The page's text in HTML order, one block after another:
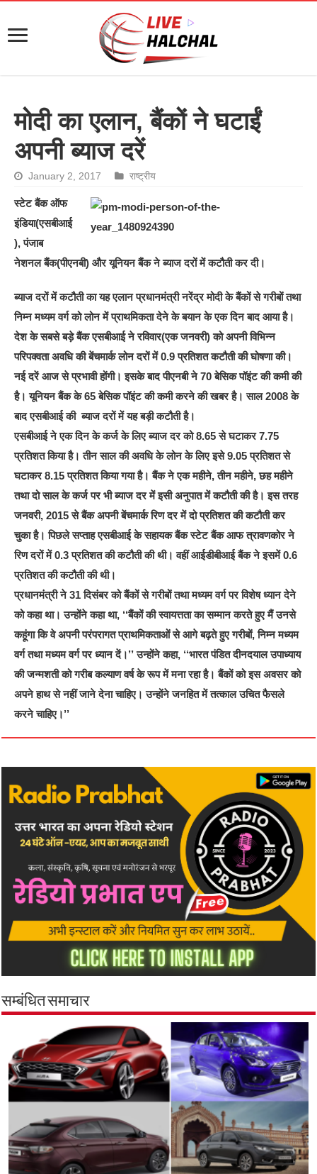
मोदी का एलान, बैंकों ने घटाईं
अपनी ब्याज दरें
January 2, 2017 राष्ट्रीय
स्‍टेट बैंक ऑफ
इंडिया(एसबीआई
), पंजाब
नेशनल बैंक(पीएनबी) और यूनियन बैंक ने ब्‍याज दरों में कटौती कर दी।
ब्‍याज दरों में कटौती का यह एलान प्रधानमंत्री नरेंद्र मोदी के बैंकों से गरीबों तथा
निम्न मध्यम वर्ग को लोन में प्राथमिकता देने के बयान के एक दिन बाद आया है।
देश के सबसे बड़े बैंक एसबीआई ने रविवार(एक जनवरी) को अपनी विभिन्न
परिपक्वता अवधि की बेंचमार्क लोन दरों में 0.9 प्रतिशत कटौती की घोषणा की।
नई दरें आज से प्रभावी होंगी। इसके बाद पीएनबी ने 70 बेसिक पॉइंट की कमी की
है। यूनियन बैंक के 65 बेसिक पॉइंट की कमी करने की खबर है। साल 2008 के
बाद एसबीआई की ब्‍याज दरों में यह बड़ी कटौती है।
एसबीआई ने एक दिन के कर्ज के लिए ब्याज दर को 8.65 से घटाकर 7.75
प्रतिशत किया है। तीन साल की अवधि के लोन के लिए इसे 9.05 प्रतिशत से
घटाकर 8.15 प्रतिशत किया गया है। बैंक ने एक महीने, तीन महीने, छह महीने
तथा दो साल के कर्ज पर भी ब्याज दर में इसी अनुपात में कटौती की है। इस तरह
जनवरी, 2015 से बैंक अपनी बेंचमार्क रिण दर में दो प्रतिशत की कटौती कर
चुका है। पिछले सप्ताह एसबीआई के सहायक बैंक स्टेट बैंक आफ त्रावणकोर ने
रिण दरों में 0.3 प्रतिशत की कटौती की थी। वहीं आईडीबीआई बैंक ने इसमें 0.6
प्रतिशत की कटौती की थी।
प्रधानमंत्री ने 31 दिसंबर को बैंकों से गरीबों तथा मध्यम वर्ग पर विशेष ध्यान देने
को कहा था। उन्होंने कहा था, ‘‘बैंकों की स्वायत्तता का सम्मान करते हुए मैं उनसे
कहूंगा कि वे अपनी परंपरागत प्राथमिकताओं से आगे बढ़ते हुए गरीबों, निम्न मध्यम
वर्ग तथा मध्यम वर्ग पर ध्यान दें।’’ उन्होंने कहा, ‘‘भारत पंडित दीनदयाल उपाध्याय
की जन्मशती को गरीब कल्याण वर्ष के रूप में मना रहा है। बैंकों को इस अवसर को
अपने हाथ से नहीं जाने देना चाहिए। उन्होंने जनहित में तत्काल उचित फैसले
करने चाहिए।’’
सम्बंधित समाचार